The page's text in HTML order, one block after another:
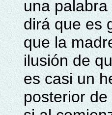
una
dirá que es
que la
ilusión de
es casi un
posterior